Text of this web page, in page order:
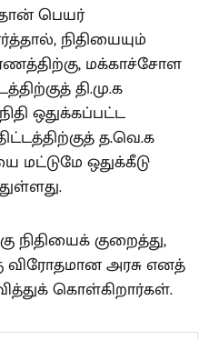
பெயர்
நிதியையும்
மக்காச்சோள
தி.மு.க
ஒதுக்கப்பட்ட
த.வெ.க
மட்டுமே ஒதுக்கீடு
நிதியைக் குறைத்து,
விரோதமான அரசு எனத்
கொள்கிறார்கள்.